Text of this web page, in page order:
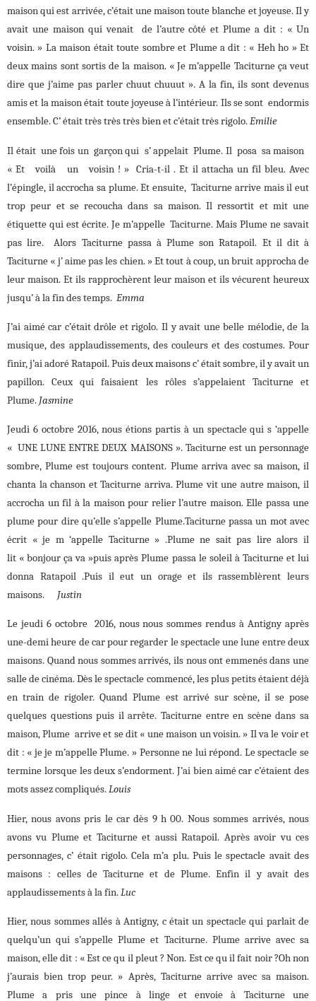
maison qui est arrivée, c’était une maison toute blanche et joyeuse. Il y
avait une maison qui venait de l’autre côté et Plume a dit : « Un
voisin. » La maison était toute sombre et Plume a dit : « Heh ho » Et
deux mains sont sortis de la maison. « Je m’appelle Taciturne ça veut
dire que j’aime pas parler chuut chuuut ». A la fin, ils sont devenus
amis et la maison était toute joyeuse à l’intérieur. Ils se sont endormis
ensemble. C’ était très très très bien et c’était très rigolo.Emilie
Il était une fois un garçon qui s’ appelait Plume. Il posa sa maison
« Et voilà un voisin ! » Cria-t-il . Et il attacha un fil bleu. Avec
l’épingle, il accrocha sa plume. Et ensuite, Taciturne arrive mais il eut
trop peur et se recoucha dans sa maison. Il ressortit et mit une
étiquette qui est écrite. Je m’appelle Taciturne. Mais Plume ne savait
pas lire. Alors Taciturne passa à Plume son Ratapoil. Et il dit à
Taciturne « j’ aime pas les chien. » Et tout à coup, un bruit approcha de
leur maison. Et ils rapprochèrent leur maison et ils vécurent heureux
jusqu’ à la fin des temps. Emma
J’ai aimé car c’était drôle et rigolo. Il y avait une belle mélodie, de la
musique, des applaudissements, des couleurs et des costumes. Pour
finir, j’ai adoré Ratapoil. Puis deux maisons c’ était sombre, il y avait un
papillon. Ceux qui faisaient les rôles s’appelaient Taciturne et
Plume. Jasmine
Jeudi 6 octobre 2016, nous étions partis à un spectacle qui s ‘appelle
« UNE LUNE ENTRE DEUX MAISONS ». Taciturne est un personnage
sombre, Plume est toujours content. Plume arriva avec sa maison, il
chanta la chanson et Taciturne arriva. Plume vit une autre maison, il
accrocha un fil à la maison pour relier l’autre maison. Elle passa une
plume pour dire qu’elle s’appelle Plume.Taciturne passa un mot avec
écrit « je m ‘appelle Taciturne » .Plume ne sait pas lire alors il
lit « bonjour ça va »puis après Plume passa le soleil à Taciturne et lui
donna Ratapoil .Puis il eut un orage et ils rassemblèrent leurs
maisons.
Justin
Le jeudi 6 octobre 2016, nous nous sommes rendus à Antigny après
une-demi heure de car pour regarder le spectacle une lune entre deux
maisons. Quand nous sommes arrivés, ils nous ont emmenés dans une
salle de cinéma. Dès le spectacle commencé, les plus petits étaient déjà
en train de rigoler. Quand Plume est arrivé sur scène, il se pose
quelques questions puis il arrête. Taciturne entre en scène dans sa
maison, Plume arrive et se dit « une maison un voisin. » Il va le voir et
dit : « je je m’appelle Plume. » Personne ne lui répond. Le spectacle se
termine lorsque les deux s’endorment. J’ai bien aimé car c’étaient des
mots assez compliqués.Louis
Hier, nous avons pris le car dès 9 h 00. Nous sommes arrivés, nous
avons vu Plume et Taciturne et aussi Ratapoil. Après avoir vu ces
personnages, c’ était rigolo. Cela m’a plu. Puis le spectacle avait des
maisons : celles de Taciturne et de Plume. Enfin il y avait des
applaudissements à la fin.Luc
Hier, nous sommes allés à Antigny, c était un spectacle qui parlait de
quelqu’un qui s’appelle Plume et Taciturne. Plume arrive avec sa
maison, elle dit : « Est ce qu il pleut ? Non. Est ce qu il fait noir ?Oh non
j’aurais bien trop peur. » Après, Taciturne arrive avec sa maison.
Plume a pris une pince à linge et envoie à Taciturne une